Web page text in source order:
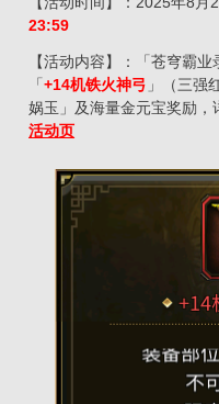
23:59
【活动内容】：「苍穹霸
「+14机铁火神弓 」（三强
娲玉」及海量金元宝奖励，
活动页